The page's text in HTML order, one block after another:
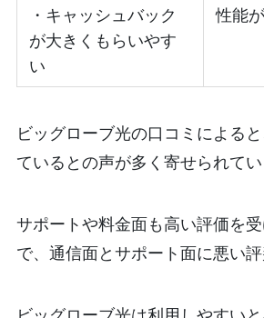
・キャッシュバック
が大きくもらいやす
い
性能
ビッグローブ光の口コミによる
ているとの声が多く寄せられてい
サポートや料金面も高い評価を
で、通信面とサポート面に悪い評